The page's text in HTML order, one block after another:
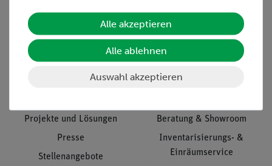
Informationen
Projekte und Lösungen
Presse
Stellenangebote
Service
Beratung & Showroom
Inventarisierungs- &
Einräumservice
Alle akzeptieren
Alle ablehnen
Auswahl akzeptieren